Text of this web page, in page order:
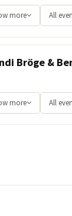
more All
Bröge &
more All